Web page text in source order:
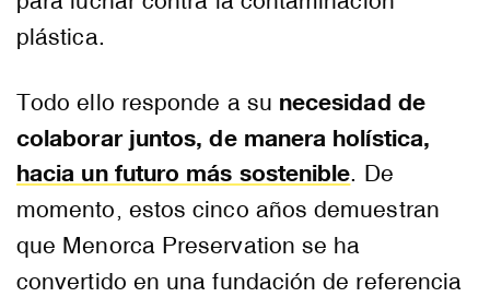
plástica.
Todo ello responde a su necesidad de
colaborar juntos, de manera holística,
hacia un futuro más sostenible. De
momento, estos cinco años demuestran
que Menorca Preservation se ha
convertido en una fundación de referencia